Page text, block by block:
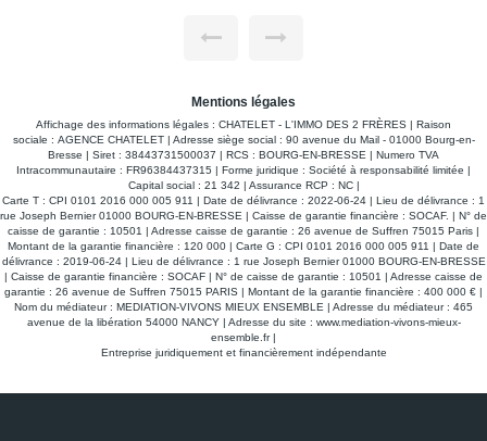
chambres lumineuses et confortables dont une avec un
en visite virtuelle en cliquant sur le lien "accéder à la visite
virtuelle" ou "visite 360" selon les sites. * Ne manquez pas
cette belle opportunité ! Contactez l'AGENCE CHATELET,
L'IMMO DES 2 FRÈRES pour plus d'informations ou pour
planifier une visite.
Mentions légales
Affichage des informations légales : CHATELET - L'IMMO DES 2 FRÈRES | Raison
sociale : AGENCE CHATELET | Adresse siège social : 90 avenue du Mail - 01000 Bourg-en-
Bresse | Siret : 38443731500037 | RCS : BOURG-EN-BRESSE | Numero TVA
Intracommunautaire : FR96384437315 | Forme juridique : Société à responsabilité limitée |
Capital social : 21 342 | Assurance RCP : NC |
Carte T : CPI 0101 2016 000 005 911 | Date de délivrance : 2022-06-24 | Lieu de délivrance : 1
rue Joseph Bernier 01000 BOURG-EN-BRESSE | Caisse de garantie financière : SOCAF. | N° de
caisse de garantie : 10501 | Adresse caisse de garantie : 26 avenue de Suffren 75015 Paris |
Montant de la garantie financière : 120 000 | Carte G : CPI 0101 2016 000 005 911 | Date de
délivrance : 2019-06-24 | Lieu de délivrance : 1 rue Joseph Bernier 01000 BOURG-EN-BRESSE
| Caisse de garantie financière : SOCAF | N° de caisse de garantie : 10501 | Adresse caisse de
garantie : 26 avenue de Suffren 75015 PARIS | Montant de la garantie financière : 400 000 € |
Nom du médiateur : MEDIATION-VIVONS MIEUX ENSEMBLE | Adresse du médiateur : 465
avenue de la libération 54000 NANCY | Adresse du site : www.mediation-vivons-mieux-
ensemble.fr|
Entreprise juridiquement et financièrement indépendante